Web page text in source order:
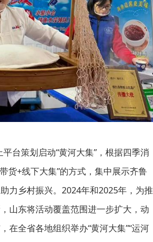
台策划启动“黄河大集”，根据四季消
货+线下大集”的方式，集中展示齐鲁
力乡村振兴。2024年和2025年，为推
山东将活动覆盖范围进一步扩大，动
在全省各地组织举办“黄河大集”“运河